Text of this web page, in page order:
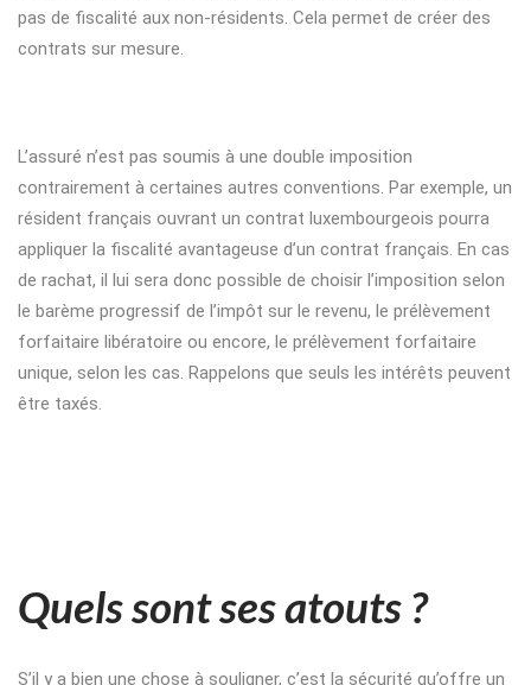
pas de fiscalité aux non-résidents. Cela permet de créer des
contrats sur mesure.
L’assuré n’est pas soumis à une double imposition
contrairement à certaines autres conventions. Par exemple, un
résident français ouvrant un contrat luxembourgeois pourra
appliquer la fiscalité avantageuse d’un contrat français. En cas
de rachat, il lui sera donc possible de choisir l’imposition selon
le barème progressif de l’impôt sur le revenu, le prélèvement
forfaitaire libératoire ou encore, le prélèvement forfaitaire
unique, selon les cas. Rappelons que seuls les intérêts peuvent
être taxés.
Quels sont ses atouts ?
S’il y a bien une chose à souligner, c’est la sécurité qu’offre un